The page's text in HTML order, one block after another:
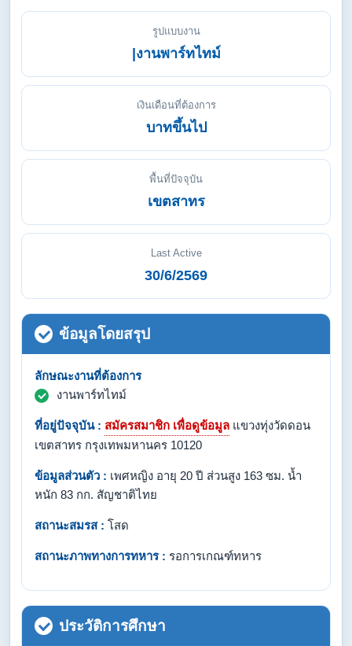
รูปแบบงาน
|งานพาร์ทไทม์
เงินเดือนที่ต้องการ
บาทขึ้นไป
พื้นที่ปัจจุบัน
เขตสาทร
Last Active
30/6/2569
ข้อมูลโดยสรุป
ลักษณะงานที่ต้องการ
งานพาร์ทไทม์
ที่อยู่ปัจจุบัน : สมัครสมาชิก เพื่อดูข้อมูล แขวงทุ่งวัดดอน
เขตสาทร กรุงเทพมหานคร 10120
ข้อมูลส่วนตัว : เพศหญิง อายุ 20 ปี ส่วนสูง 163 ซม. น้ำ
หนัก 83 กก. สัญชาติไทย
สถานะสมรส : โสด
สถานะภาพทางการทหาร : รอการเกณฑ์ทหาร
ประวัติการศึกษา